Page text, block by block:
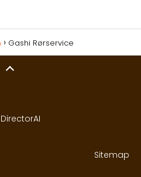
Gashi Rørservice
DirectorAI
Sitemap